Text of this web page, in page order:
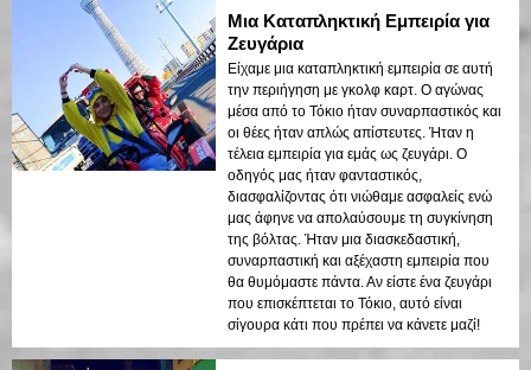
Μια Καταπληκτική Εμπειρία για
Ζευγάρια
Είχαμε μια καταπληκτική εμπειρία σε αυτή
την περιήγηση με γκολφ καρτ. Ο αγώνας
μέσα από το Τόκιο ήταν συναρπαστικός και
οι θέες ήταν απλώς απίστευτες. Ήταν η
τέλεια εμπειρία για εμάς ως ζευγάρι. Ο
οδηγός μας ήταν φανταστικός,
διασφαλίζοντας ότι νιώθαμε ασφαλείς ενώ
μας άφηνε να απολαύσουμε τη συγκίνηση
της βόλτας. Ήταν μια διασκεδαστική,
συναρπαστική και αξέχαστη εμπειρία που
θα θυμόμαστε πάντα. Αν είστε ένα ζευγάρι
που επισκέπτεται το Τόκιο, αυτό είναι
σίγουρα κάτι που πρέπει να κάνετε μαζί!